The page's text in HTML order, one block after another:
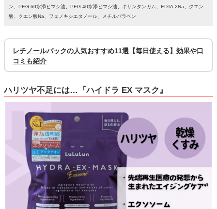
ン、PEG-60水添ヒマシ油、PEG-40水添ヒマシ油、キサンタンガム、EDTA-2Na、クエン
酸、クエン酸Na、フェノキシエタノール、メチルパラベン
レチノールパックの人気おすすめ11選【毎日使える】効果や口
コミも紹介
ハリツヤ不足には…『ハイドラ EX マスク』